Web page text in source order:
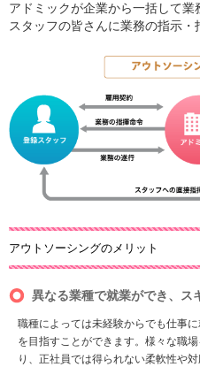
アドミックが企業から一括して
スタッフの皆さんに業務の指示・
アウトソーシングのメリット
異なる業種で就業ができ、ス
職種によっては未経験からでも仕事
を目指すことができます。様々な職
り、正社員では得られない柔軟性や